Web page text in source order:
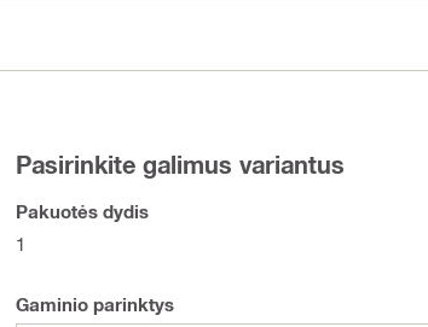
Pasirinkite galimus variantus
Pakuotės dydis
1
Gaminio parinktys